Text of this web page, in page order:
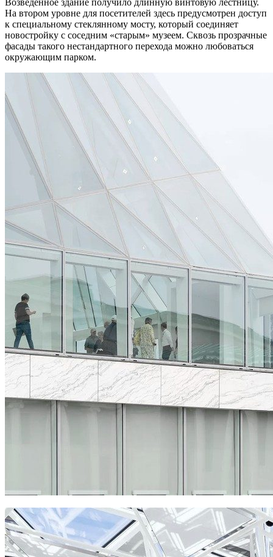
Возведенное здание получило длинную винтовую лестницу.
На втором уровне для посетителей здесь предусмотрен доступ
к специальному стеклянному мосту, который соединяет
новостройку с соседним «старым» музеем. Сквозь прозрачные
фасады такого нестандартного перехода можно любоваться
окружающим парком.